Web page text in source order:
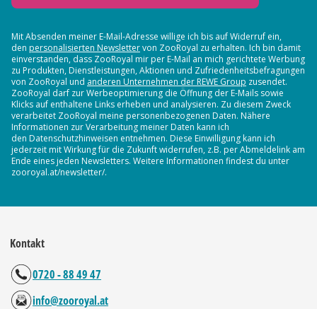
Mit Absenden meiner E-Mail-Adresse willige ich bis auf Widerruf ein,
den personalisierten Newslettervon ZooRoyal zu erhalten. Ich bin damit
einverstanden, dass ZooRoyal mir per E-Mail an mich gerichtete Werbung
zu Produkten, Dienstleistungen, Aktionen und Zufriedenheitsbefragungen
von ZooRoyal und anderen Unternehmen der REWE Group zusendet.
ZooRoyal darf zur Werbeoptimierung die Öffnung der E-Mails sowie
Klicks auf enthaltene Links erheben und analysieren. Zu diesem Zweck
verarbeitet ZooRoyal meine personenbezogenen Daten. Nähere
Informationen zur Verarbeitung meiner Daten kann ich
den Datenschutzhinweisen entnehmen. Diese Einwilligung kann ich
jederzeit mit Wirkung für die Zukunft widerrufen, z.B. per Abmeldelink am
Ende eines jeden Newsletters. Weitere Informationen findest du unter
zooroyal.at/newsletter/.
Kontakt
0720 - 88 49 47
info@zooroyal.at